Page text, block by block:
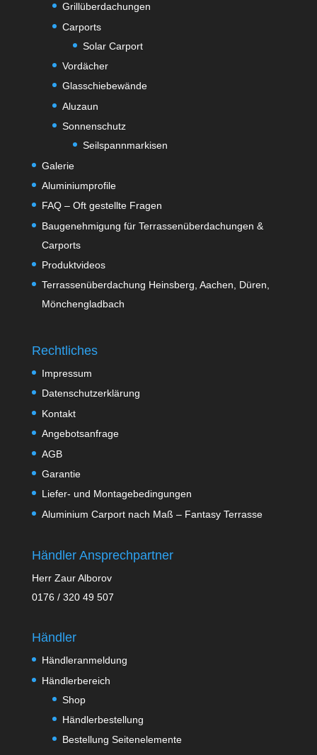
Grillüberdachungen
Carports
Solar Carport
Vordächer
Glasschiebewände
Aluzaun
Sonnenschutz
Seilspannmarkisen
Galerie
Aluminiumprofile
FAQ – Oft gestellte Fragen
Baugenehmigung für Terrassenüberdachungen &
Carports
Produktvideos
Terrassenüberdachung Heinsberg, Aachen, Düren,
Mönchengladbach
Rechtliches
Impressum
Datenschutzerklärung
Kontakt
Angebotsanfrage
AGB
Garantie
Liefer- und Montagebedingungen
Aluminium Carport nach Maß – Fantasy Terrasse
Händler Ansprechpartner
Herr Zaur Alborov
0176 / 320 49 507
Händler
Händleranmeldung
Händlerbereich
Shop
Händlerbestellung
Bestellung Seitenelemente